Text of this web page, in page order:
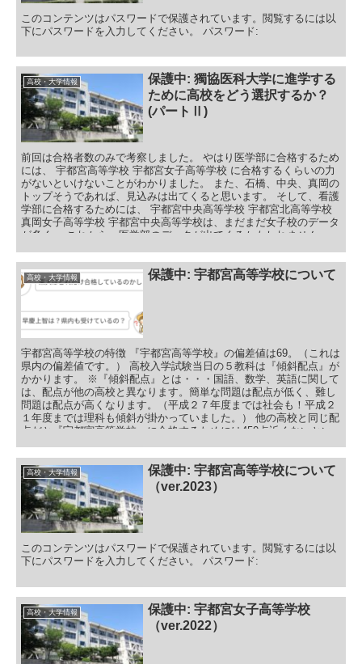
このコンテンツはパスワードで保護されています。閲覧するには以
下にパスワードを入力してください。 パスワード:
高校・大学情報
保護中: 獨協医科大学に進学する
ために高校をどう選択するか？
(パートⅡ)
前回は合格者数のみで考察しました。 やはり医学部に合格するため
には、 宇都宮高等学校 宇都宮女子高等学校 に合格するくらいの力
がないといけないことがわかりました。 また、石橋、中央、真岡の
トップそうであれば、見込みは出てくると思います。 そして、看護
学部に合格するためには、 宇都宮中央高等学校 宇都宮北高等学校
真岡女子高等学校 宇都宮中央高等学校は、まだまだ女子校のデータ
が多く、 これから、医学部のデータが出てくるかもしれません。
どれだけあるのかもお分かりになると思います。
高校・大学情報 保護中: 宇都宮高等学校について
宇都宮高等学校の特徴 『宇都宮高等学校』の偏差値は69。（これは
県内の偏差値です。） 高校入学試験当日の５教科は『傾斜配点』が
かかります。 ※『傾斜配点』とは・・・国語、数学、英語に関して
は、配点が他の高校と異なります。簡単な問題は配点が低く、難し
問題は配点が高くなります。（平成２７年度までは社会も！平成２
１年度までは理科も傾斜が掛かっていました。） 他の高校と同じ配
点だと『宇都宮高等学校』に合格するためには450点近くないとい
す。 そして高校の授業としては、基本を予習をしてくるのは当たり
前。授業から応用問題。定期テストも大学入試問題が出題されま
す。 そして、そして、進路ですが、全員が有名国立大学、有名私立
大学を目指します。その結果・・・卒業生274名中180名前後が進
学。残り90名前後が浪人生となります。
高校・大学情報
保護中: 宇都宮高等学校について
（ver.2023）
このコンテンツはパスワードで保護されています。閲覧するには以
下にパスワードを入力してください。 パスワード:
高校・大学情報
保護中: 宇都宮女子高等学校
（ver.2022）